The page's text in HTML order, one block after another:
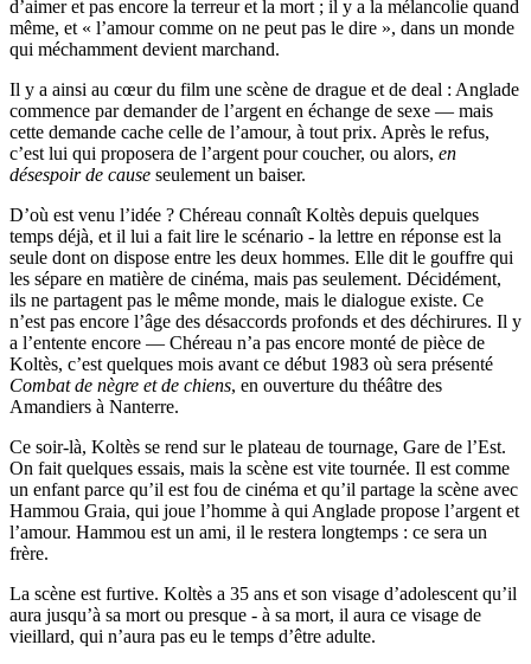
d’aimer et pas encore la terreur et la mort ; il y a la mélancolie quand
même, et « l’amour comme on ne peut pas le dire », dans un monde
qui méchamment devient marchand.
Il y a ainsi au cœur du film une scène de drague et de deal : Anglade
commence par demander de l’argent en échange de sexe — mais
cette demande cache celle de l’amour, à tout prix. Après le refus,
c’est lui qui proposera de l’argent pour coucher, ou alors, en
désespoir de cause seulement un baiser.
D’où est venu l’idée ? Chéreau connaît Koltès depuis quelques
temps déjà, et il lui a fait lire le scénario - la lettre en réponse est la
seule dont on dispose entre les deux hommes. Elle dit le gouffre qui
les sépare en matière de cinéma, mais pas seulement. Décidément,
ils ne partagent pas le même monde, mais le dialogue existe. Ce
n’est pas encore l’âge des désaccords profonds et des déchirures. Il y
a l’entente encore — Chéreau n’a pas encore monté de pièce de
Koltès, c’est quelques mois avant ce début 1983 où sera présenté
Combat de nègre et de chiens, en ouverture du théâtre des
Amandiers à Nanterre.
Ce soir-là, Koltès se rend sur le plateau de tournage, Gare de l’Est.
On fait quelques essais, mais la scène est vite tournée. Il est comme
un enfant parce qu’il est fou de cinéma et qu’il partage la scène avec
Hammou Graia, qui joue l’homme à qui Anglade propose l’argent et
l’amour. Hammou est un ami, il le restera longtemps : ce sera un
frère.
La scène est furtive. Koltès a 35 ans et son visage d’adolescent qu’il
aura jusqu’à sa mort ou presque - à sa mort, il aura ce visage de
vieillard, qui n’aura pas eu le temps d’être adulte.